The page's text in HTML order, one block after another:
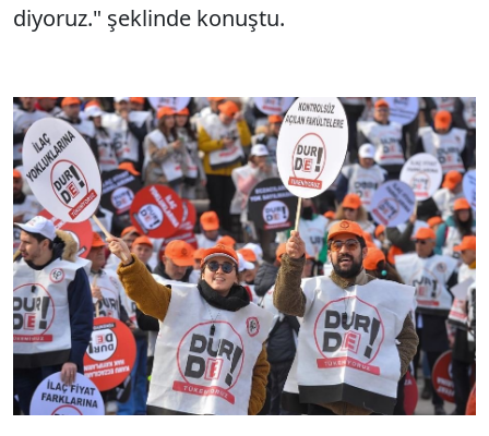
diyoruz." şeklinde konuştu.